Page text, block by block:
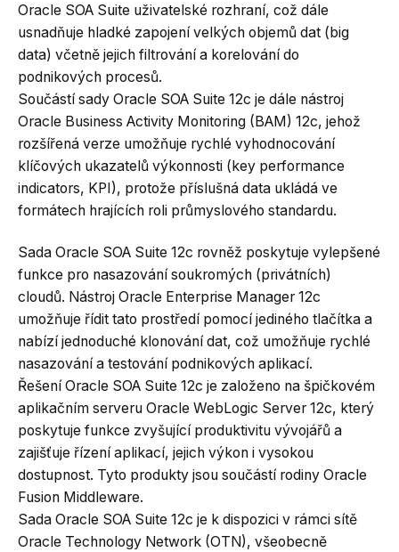
Oracle SOA Suite uživatelské rozhraní, což dále
usnadňuje hladké zapojení velkých objemů dat (big
data) včetně jejich filtrování a korelování do
podnikových procesů.
Součástí sady Oracle SOA Suite 12c je dále nástroj
Oracle Business Activity Monitoring (BAM) 12c, jehož
rozšířená verze umožňuje rychlé vyhodnocování
klíčových ukazatelů výkonnosti (key performance
indicators, KPI), protože příslušná data ukládá ve
formátech hrajících roli průmyslového standardu.
Sada Oracle SOA Suite 12c rovněž poskytuje vylepšené
funkce pro nasazování soukromých (privátních)
cloudů. Nástroj Oracle Enterprise Manager 12c
umožňuje řídit tato prostředí pomocí jediného tlačítka a
nabízí jednoduché klonování dat, což umožňuje rychlé
nasazování a testování podnikových aplikací.
Řešení Oracle SOA Suite 12c je založeno na špičkovém
aplikačním serveru Oracle WebLogic Server 12c, který
poskytuje funkce zvyšující produktivitu vývojářů a
zajišťuje řízení aplikací, jejich výkon i vysokou
dostupnost. Tyto produkty jsou součástí rodiny Oracle
Fusion Middleware.
Sada Oracle SOA Suite 12c je k dispozici v rámci sítě
Oracle Technology Network (OTN), všeobecně